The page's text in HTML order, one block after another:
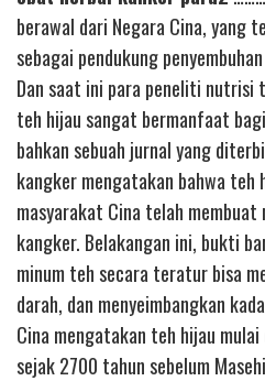
berawal dari Negara Cina, yang
sebagai pendukung
Dan saat ini para peneliti nutrisi
teh hijau sangat bermanfaat
bahkan sebuah jurnal yang
kangker mengatakan bahwa teh
masyarakat Cina telah
kangker. Belakangan ini, bukti
minum teh secara teratur bisa
darah, dan menyeimbangkan
Cina mengatakan teh hijau
sejak 2700 tahun sebelum